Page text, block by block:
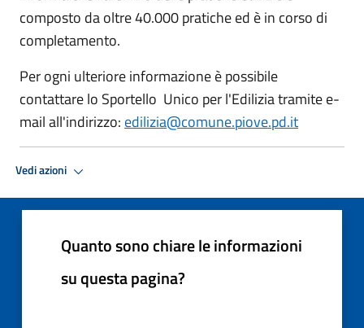
composto da oltre 40.000 pratiche ed è in corso di
completamento.
Per ogni ulteriore informazione è possibile
contattare lo Sportello Unico per l'Edilizia tramite e-
mail all'indirizzo: edilizia@comune.piove.pd.it
Vedi azioni
Quanto sono chiare le informazioni
su questa pagina?